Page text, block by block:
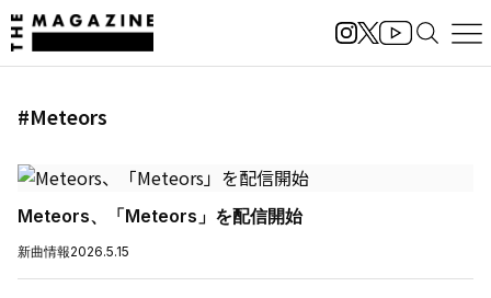
#Meteors
Meteors、「Meteors」を配信開始
新曲情報2026.5.15